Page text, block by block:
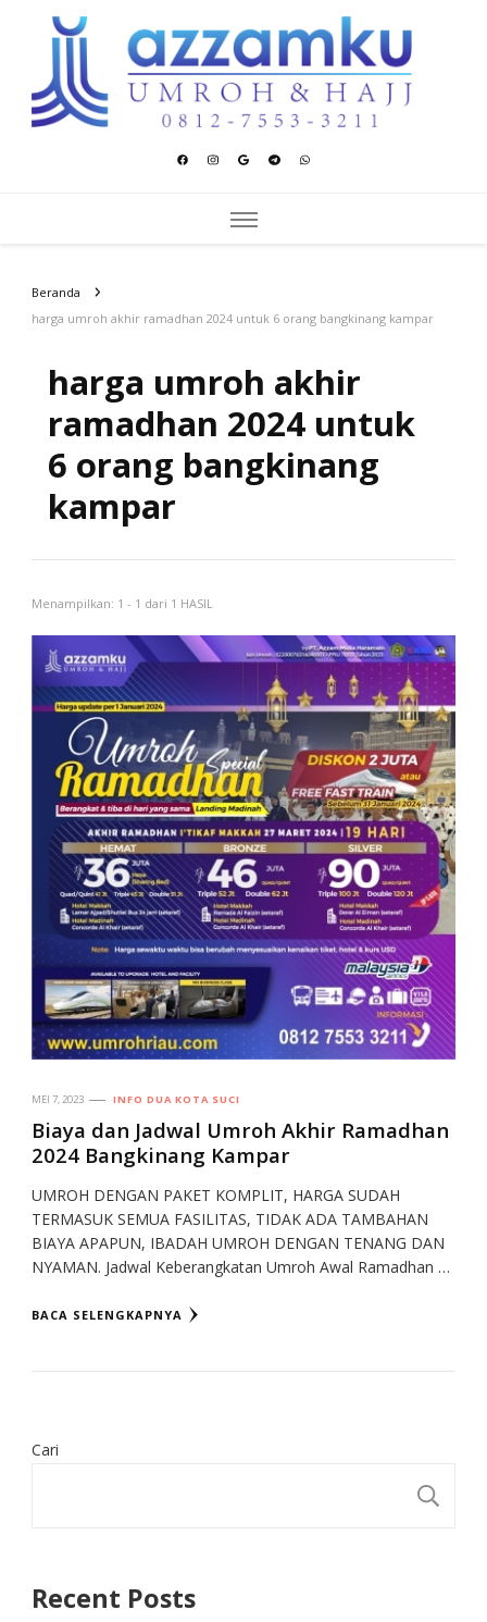
Azzamku Umroh dan Hajj
Beranda
harga umroh akhir ramadhan 2024 untuk 6 orang bangkinang kampar
harga umroh akhir
ramadhan 2024 untuk
6 orang bangkinang
kampar
Menampilkan: 1 - 1 dari 1 HASIL
MEI 7, 2023 INFO DUA KOTA SUCI
Biaya dan Jadwal Umroh Akhir Ramadhan
2024 Bangkinang Kampar
UMROH DENGAN PAKET KOMPLIT, HARGA SUDAH
TERMASUK SEMUA FASILITAS, TIDAK ADA TAMBAHAN
BIAYA APAPUN, IBADAH UMROH DENGAN TENANG DAN
NYAMAN. Jadwal Keberangkatan Umroh Awal Ramadhan …
BACA SELENGKAPNYA
Cari
Recent Posts